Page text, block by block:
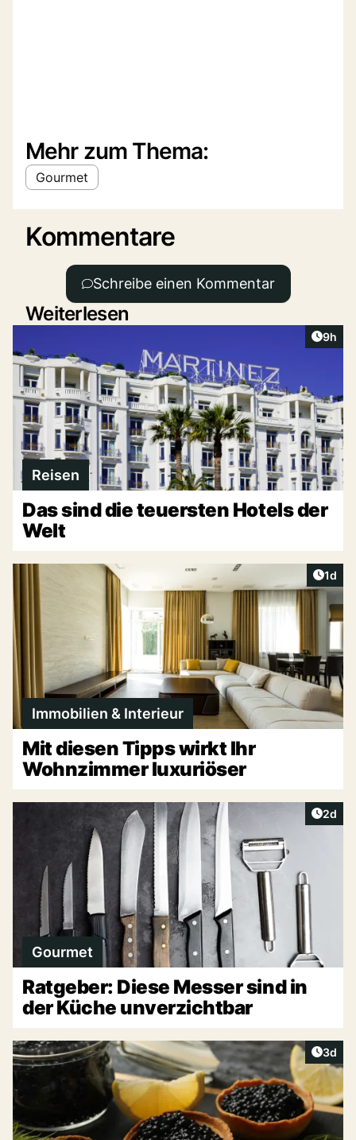
Mehr zum Thema:
Gourmet
Kommentare
Schreibe einen Kommentar
Weiterlesen
9h
Reisen
Das sind die teuersten Hotels der
Welt
1d
Immobilien & Interieur
Mit diesen Tipps wirkt Ihr
Wohnzimmer luxuriöser
2d
Gourmet
Ratgeber: Diese Messer sind in
der Küche unverzichtbar
3d